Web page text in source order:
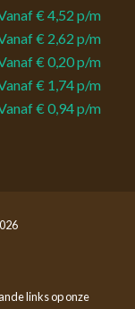
€ 4,52 p/m
€ 2,62 p/m
€ 0,20 p/m
€ 1,74 p/m
€ 0,94 p/m
links op onze